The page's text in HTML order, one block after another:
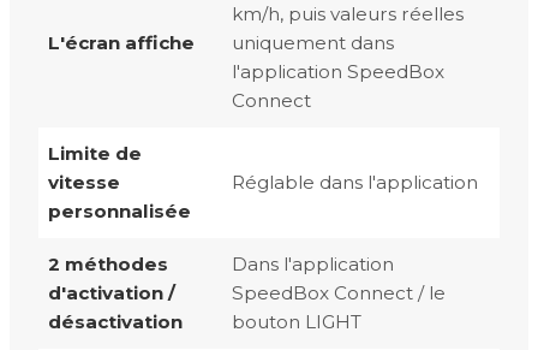
L'écran affiche
km/h, puis valeurs réelles
uniquement dans
l'application SpeedBox
Connect
Limite de
vitesse
personnalisée
Réglable dans l'application
2 méthodes
d'activation /
désactivation
Dans l'application
SpeedBox Connect / le
bouton LIGHT